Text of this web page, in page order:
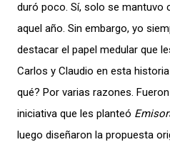
duró poco. Sí, solo se mantuvo
aquel año. Sin embargo, yo
destacar el papel medular que
Carlos y Claudio en esta
qué? Por varias razones.
iniciativa que les planteó
luego diseñaron la propuesta